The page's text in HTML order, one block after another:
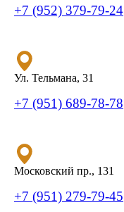
+7 (952) 379-79-24
Ул. Тельмана, 31
+7 (951) 689-78-78
Московский пр., 131
+7 (951) 279-79-45